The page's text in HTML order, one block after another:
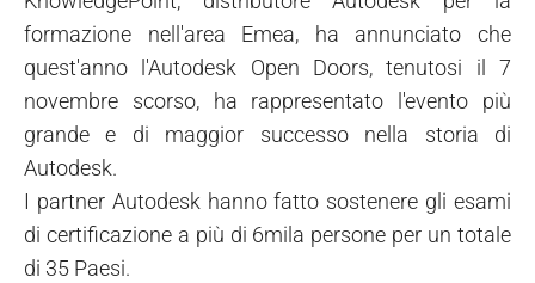
formazione nell'area Emea, ha annunciato che
quest'anno l'Autodesk Open Doors, tenutosi il 7
novembre scorso, ha rappresentato l'evento più
grande e di maggior successo nella storia di
Autodesk.
I partner Autodesk hanno fatto sostenere gli esami
di certificazione a più di 6mila persone per un totale
di 35 Paesi.